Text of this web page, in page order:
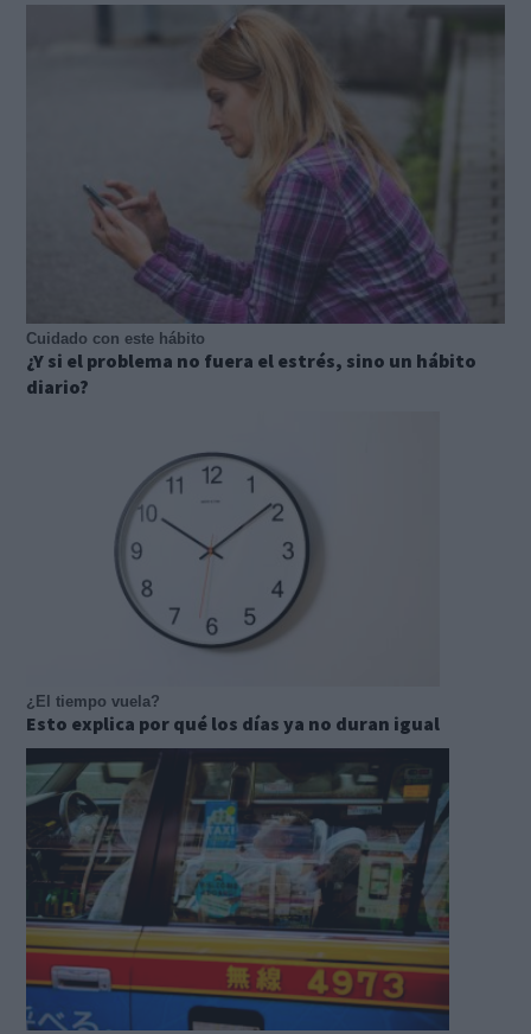
Cuidado con este hábito
¿Y si el problema no fuera el estrés, sino un hábito
diario?
¿El tiempo vuela?
Esto explica por qué los días ya no duran igual